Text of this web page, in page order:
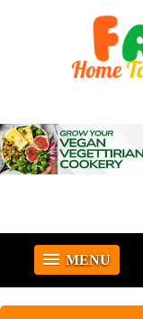
MENU